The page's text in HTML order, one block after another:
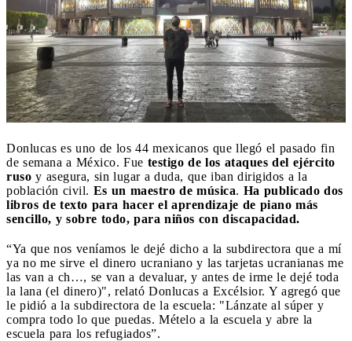
Donlucas es uno de los 44 mexicanos que llegó el pasado fin
de semana a México. Fue testigo de los ataques del ejército
ruso y asegura, sin lugar a duda, que iban dirigidos a la
población civil. Es un maestro de música. Ha publicado dos
libros de texto para hacer el aprendizaje de piano más
sencillo, y sobre todo, para niños con discapacidad.
“Ya que nos veníamos le dejé dicho a la subdirectora que a mí
ya no me sirve el dinero ucraniano y las tarjetas ucranianas me
las van a ch…, se van a devaluar, y antes de irme le dejé toda
la lana (el dinero)", relató Donlucas a Excélsior. Y agregó que
le pidió a la subdirectora de la escuela: "Lánzate al súper y
compra todo lo que puedas. Mételo a la escuela y abre la
escuela para los refugiados”.